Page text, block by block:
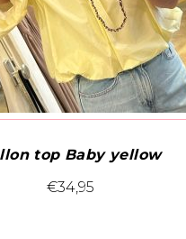
de
productpagina
top Baby yellow
€34,95
Dit